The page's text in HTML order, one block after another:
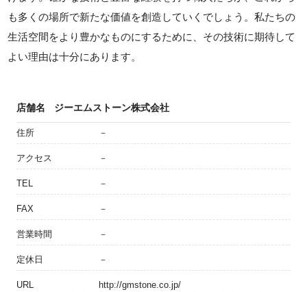
も多くの場所で新たな価値を創造していくでしょう。私たちの
生活空間をより豊かなものにするために、その技術に期待して
よい理由は十分にあります。
店舗名 ジーエムストーン株式会社
住所 －
アクセス －
TEL －
FAX －
営業時間 －
定休日 －
URL http://gmstone.co.jp/